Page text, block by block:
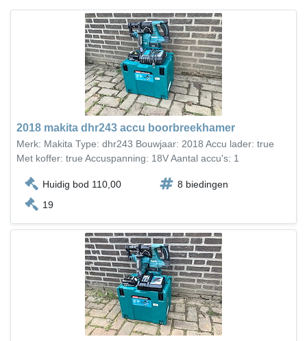
2018 makita dhr243 accu boorbreekhamer
Merk: Makita Type: dhr243 Bouwjaar: 2018 Accu lader: true
Met koffer: true Accuspanning: 18V Aantal accu's: 1
Huidig bod 110,00
8 biedingen
19